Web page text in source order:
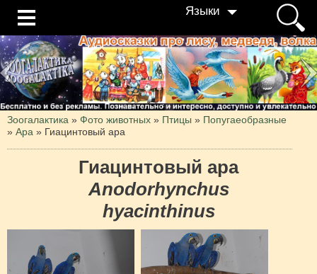
Языки
Зоогалактика » Фото животных » Птицы » Попугаеобразные
» Ара » Гиацинтовый ара
Гиацинтовый ара
Anodorhynchus
hyacinthinus